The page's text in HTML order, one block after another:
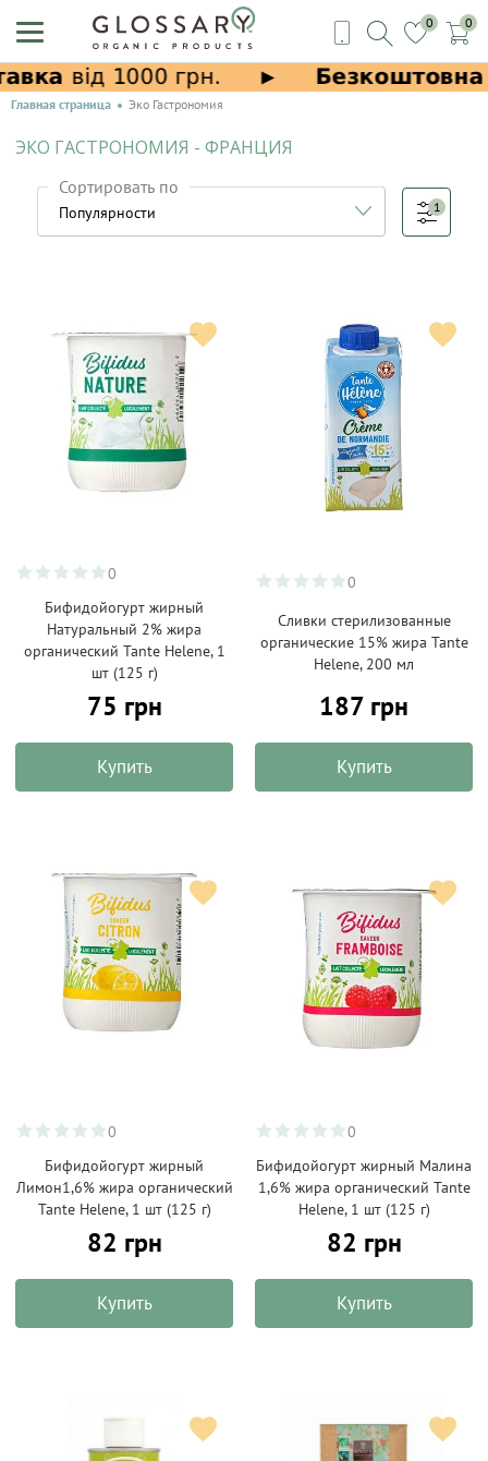
0 0
Главная страница Эко Гастрономия
ЭКО ГАСТРОНОМИЯ - ФРАНЦИЯ
Сортировать по
1
0
Бифидойогурт жирный
Натуральный 2% жира
органический Tante Helene, 1
шт (125 г)
75 грн
Купить
0
Сливки стерилизованные
органические 15% жира Tante
Helene, 200 мл
187 грн
Купить
0
Бифидойогурт жирный
Лимон1,6% жира органический
Tante Helene, 1 шт (125 г)
82 грн
Купить
0
Бифидойогурт жирный Малина
1,6% жира органический Tante
Helene, 1 шт (125 г)
82 грн
Купить